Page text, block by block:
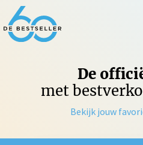
De
met
Bekijk jouw